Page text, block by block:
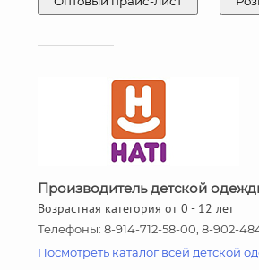
Производитель детской
Возрастная категория от 0 - 12 лет
Телефоны: 8-914-712-58-00, 8-902-
Посмотреть каталог всей детской